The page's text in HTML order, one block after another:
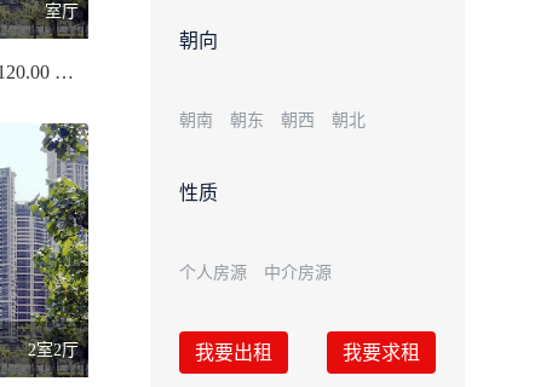
室厅
新世纪花园/120.00 平米
2室2厅
朝向
朝南 朝东 朝西 朝北
性质
个人房源 中介房源
我要出租 我要求租